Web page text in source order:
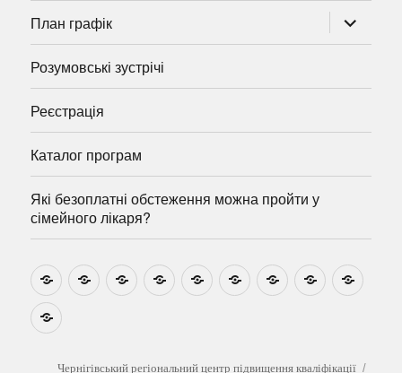
План графік
підменю
Розумовські зустрічі
Реєстрація
Каталог програм
Які безоплатні обстеження можна пройти у
сімейного лікаря?
НовиниНавчально-
методичні
Ми
на
Звіти Про
центр
План
графік
Розумовські
зустрічі
Реєстрація
Які
безоплатні
можна
Чернігівський регіональний центр підвищення кваліфікації